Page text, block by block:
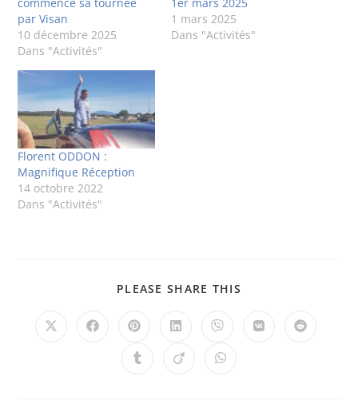
par Visan
10 décembre 2025
Dans "Activités"
1 mars 2025
Dans "Activités"
Florent ODDON :
Magnifique Réception
14 octobre 2022
Dans "Activités"
PLEASE SHARE THIS